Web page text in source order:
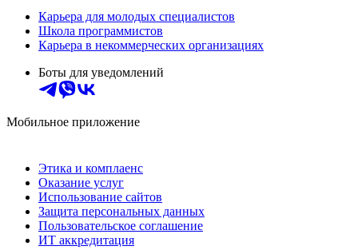
Карьера для молодых специалистов
Школа программистов
Карьера в некоммерческих организациях
Боты для уведомлений
Мобильное приложение
Этика и комплаенс
Оказание услуг
Использование сайтов
Защита персональных данных
Пользовательское соглашение
ИТ аккредитация